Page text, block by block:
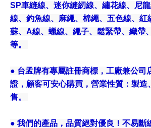
SP車縫線、迷你縫紉線、繡花線、尼
線、釣魚線、麻繩、棉繩、五色線、紅
蘇、A線、蠟線、繩子、鬆緊帶、織帶
等。
● 台孟牌有專屬註冊商標，工廠兼公司
證，顧客可安心購買，營業性質：製造
售。
● 我們的產品，品質絕對優良！不易斷